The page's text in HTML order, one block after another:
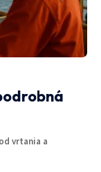
vrtania a